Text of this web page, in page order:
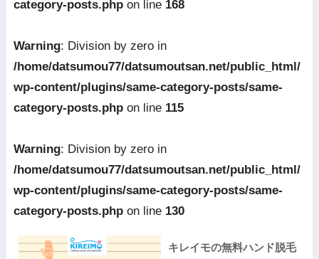
category-posts.phpon line 168
Warning: Division by zero in
/home/datsumou77/datsumoutsan.net/public_html/
wp-content/plugins/same-category-posts/same-
category-posts.phpon line 115
Warning: Division by zero in
/home/datsumou77/datsumoutsan.net/public_html/
wp-content/plugins/same-category-posts/same-
category-posts.phpon line 130
キレイモの無料ハンド脱毛